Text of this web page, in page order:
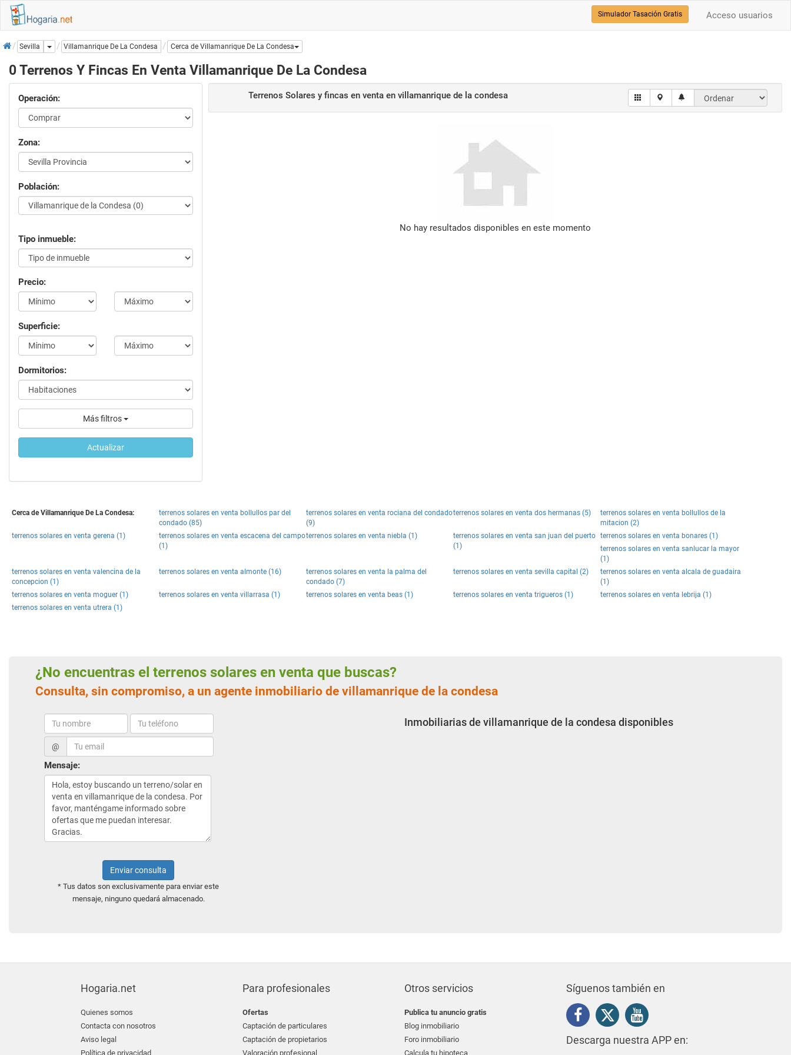
Acceso usuarios
Simulador Tasación Gratis
InicioSevilla Dropdown
Villamanrique De La Condesa Cerca de Villamanrique De La Condesa
0 Terrenos Y Fincas En Venta Villamanrique De La Condesa
Operación:
Zona:
Población:
Tipo inmueble:
Precio:
Superficie:
Dormitorios:
Más filtros
Actualizar
Terrenos Solares y fincas en ventaen villamanrique de la condesa
No hay resultados disponibles en este momento
Cerca de Villamanrique De La Condesa:
terrenos solares en venta bollullos par del
condado (85)
terrenos solares en venta rociana del condado
(9)
terrenos solares en venta dos hermanas (5)
terrenos solares en venta bollullos de la
mitacion (2)
terrenos solares en venta gerena (1)
terrenos solares en venta escacena del campo
(1)
terrenos solares en venta niebla (1)
terrenos solares en venta san juan del puerto
(1)
terrenos solares en venta bonares (1)
terrenos solares en venta sanlucar la mayor
(1)
terrenos solares en venta valencina de la
concepcion (1)
terrenos solares en venta almonte (16)
terrenos solares en venta la palma del
condado (7)
terrenos solares en venta sevilla capital (2)
terrenos solares en venta alcala de guadaira
(1)
terrenos solares en venta moguer (1)
terrenos solares en venta villarrasa (1) terrenos solares en venta beas (1) terrenos solares en venta trigueros (1)
terrenos solares en venta lebrija (1)
terrenos solares en venta utrera (1)
¿No encuentras el terrenos solares en venta que buscas?
Consulta, sin compromiso, a un agente inmobiliario de villamanrique de la condesa
@
Mensaje:
Enviar consulta
* Tus datos son exclusivamente para enviar este
mensaje, ninguno quedará almacenado.
Inmobiliarias de villamanrique de la condesa disponibles
Hogaria.net
Quienes somos
Contacta con nosotros
Aviso legal
Política de privacidad
Para profesionales
Ofertas
Captación de particulares
Captación de propietarios
Valoración profesional
Otros servicios
Publica tu anuncio gratis
Blog inmobiliario
Foro inmobiliario
Calcula tu hipoteca
Síguenos también en
Descarga nuestra APP en: